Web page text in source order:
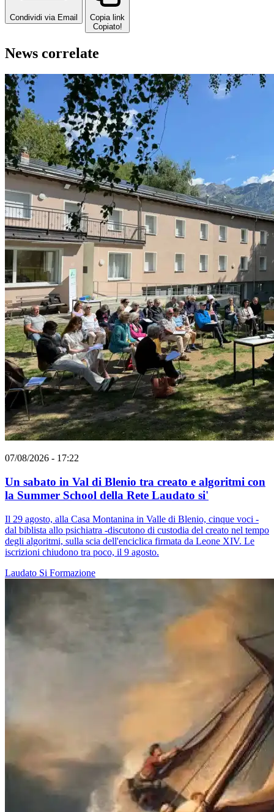
Condividi via Email
Copia link
Copiato!
News correlate
07/08/2026 - 17:22
Un sabato in Val di Blenio tra creato e algoritmi con
la Summer School della Rete Laudato si'
Il 29 agosto, alla Casa Montanina in Valle di Blenio, cinque voci -
dal biblista allo psichiatra -discutono di custodia del creato nel tempo
degli algoritmi, sulla scia dell'enciclica firmata da Leone XIV. Le
iscrizioni chiudono tra poco, il 9 agosto.
Laudato Si Formazione